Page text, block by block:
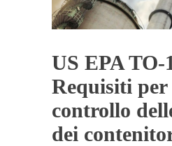
US EPA TO-
Requisiti
controllo
dei